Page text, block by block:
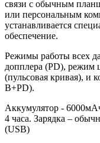
связи с обычным
или персональным
устанавливается
обеспечение.
Режимы работы всех
допплера (PD), режим
(пульсовая кривая), и
B+PD).
Аккумулятор -
4 часа. Зарядка –
(USB)